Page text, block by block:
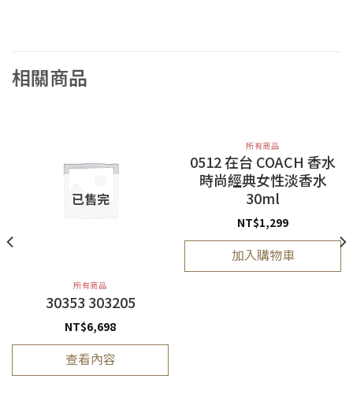
相關商品
已售完
所有商品
30353 303205
NT$6,698
查看內容
所有商品
0512 在台 COACH 香水
時尚經典女性淡香水
30ml
NT$1,299
加入購物車